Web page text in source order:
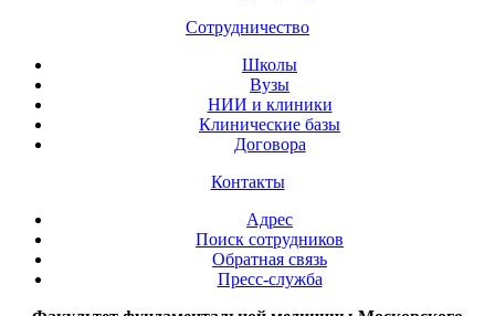
Сотрудничество
Школы
Вузы
НИИ и клиники
Клинические базы
Договора
Контакты
Адрес
Поиск сотрудников
Обратная связь
Пресс-служба